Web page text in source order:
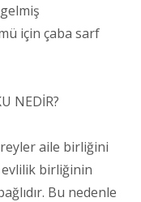
için çaba sarf
NEDİR?
aile birliğini
evlilik birliğinin
Bu nedenle